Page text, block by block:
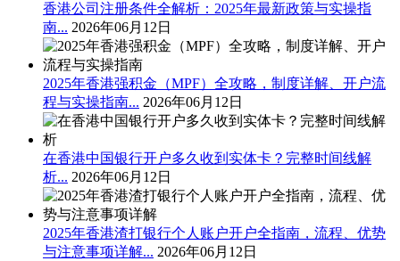
香港公司注册条件全解析：2025年最新政策与实操指
南... 2026年06月12日
2025年香港强积金（MPF）全攻略，制度详解、开户流
程与实操指南... 2026年06月12日
在香港中国银行开户多久收到实体卡？完整时间线解
析... 2026年06月12日
2025年香港渣打银行个人账户开户全指南，流程、优势
与注意事项详解... 2026年06月12日